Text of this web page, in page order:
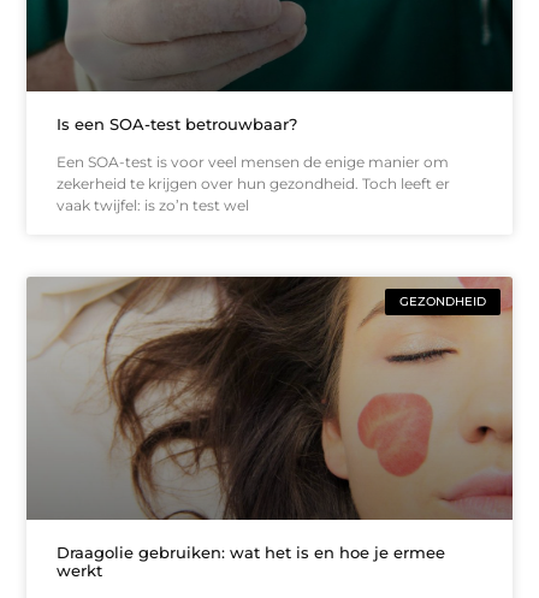
Is een SOA-test betrouwbaar?
Een SOA-test is voor veel mensen de enige manier om
zekerheid te krijgen over hun gezondheid. Toch leeft er
vaak twijfel: is zo’n test wel
GEZONDHEID
Draagolie gebruiken: wat het is en hoe je ermee
werkt